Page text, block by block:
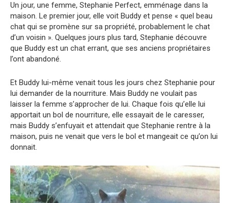
Un jour, une femme, Stephanie Perfect, emménage dans la
maison. Le premier jour, elle voit Buddy et pense « quel beau
chat qui se promène sur sa propriété, probablement le chat
d’un voisin ». Quelques jours plus tard, Stephanie découvre
que Buddy est un chat errant, que ses anciens propriétaires
l’ont abandoné.
Et Buddy lui-même venait tous les jours chez Stephanie pour
lui demander de la nourriture. Mais Buddy ne voulait pas
laisser la femme s’approcher de lui. Chaque fois qu’elle lui
apportait un bol de nourriture, elle essayait de le caresser,
mais Buddy s’enfuyait et attendait que Stephanie rentre à la
maison, puis ne venait que vers le bol et mangeait ce qu’on lui
donnait.